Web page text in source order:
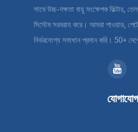
সাথে উচ্চ-দক্ষতা বায়ু সংক্ষেপক ফিল্টার,
সিস্টেম সরবরাহ করে। আমরা পাওয়ার,
নির্ভরযোগ্য সমাধান প্রদান করি। 50+